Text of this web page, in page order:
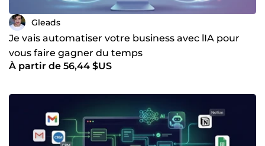
Gleads
Je vais automatiser votre business avec lIA pour
vous faire gagner du temps
À partir de 56,44 $US